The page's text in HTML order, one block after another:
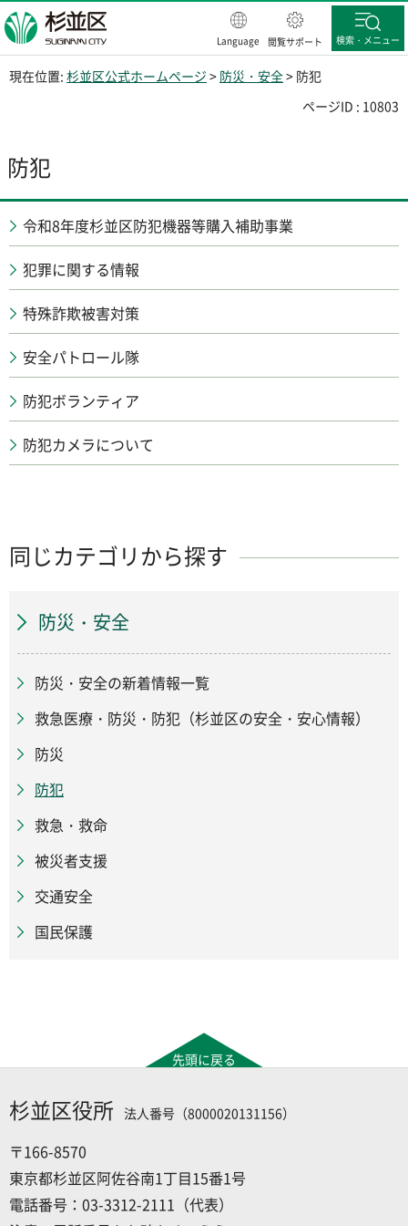
杉並区
Language 閲覧サポート 検索・メニュー
現在位置: 杉並区公式ホームページ > 防災・安全> 防犯
ページID : 10803
防犯
令和8年度杉並区防犯機器等購入補助事業
犯罪に関する情報
特殊詐欺被害対策
安全パトロール隊
防犯ボランティア
防犯カメラについて
同じカテゴリから探す
防災・安全
防災・安全の新着情報一覧
救急医療・防災・防犯（杉並区の安全・安心情報）
防災
防犯
救急・救命
被災者支援
交通安全
国民保護
先頭に戻る
杉並区役所 法人番号（8000020131156）
〒166-8570
東京都杉並区阿佐谷南1丁目15番1号
電話番号：03-3312-2111（代表）